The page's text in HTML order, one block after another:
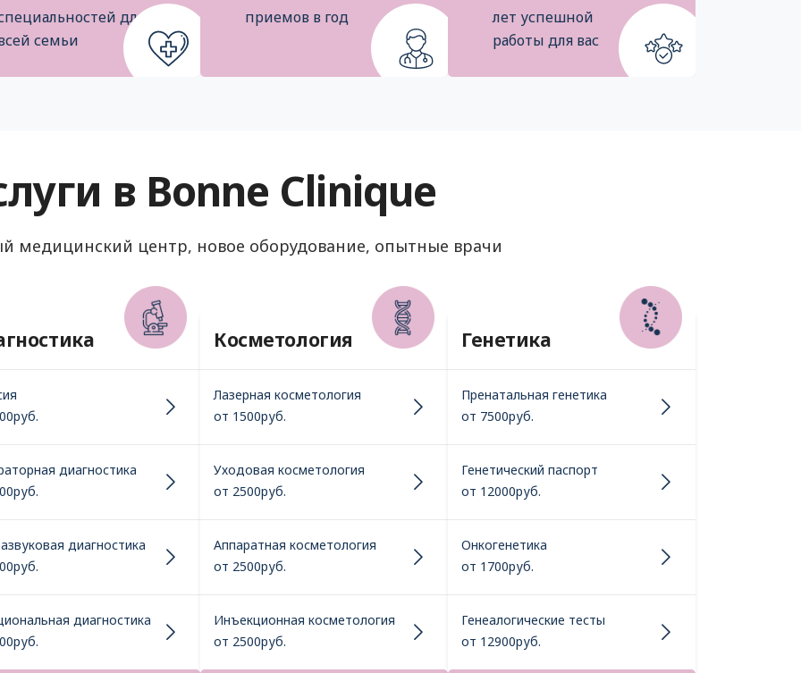
для
семьи
приемов в год
лет успешной
работы для вас
в Bonne Clinique
медицинский центр, новое оборудование, опытные врачи
диагностика
диагностика
диагностика
Косметология
Лазерная косметология
от 1500руб.
Уходовая косметология
от 2500руб.
Аппаратная косметология
от 2500руб.
Инъекционная косметология
от 2500руб.
Генетика
Пренатальная генетика
от 7500руб.
Генетический паспорт
от 12000руб.
Онкогенетика
от 1700руб.
Генеалогические тесты
от 12900руб.